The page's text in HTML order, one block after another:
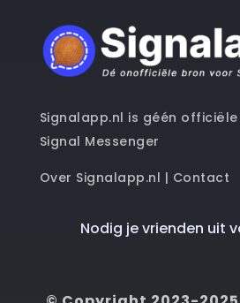
Signalapp.nl is géén
Signal Messenger
Over Signalapp.nl | Contact
Nodig je vrienden uit